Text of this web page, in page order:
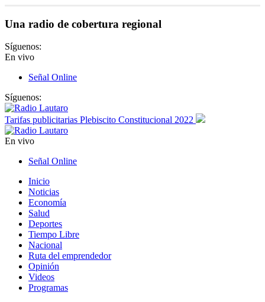
Una radio de cobertura regional
Síguenos:
En vivo
Señal Online
Síguenos:
Tarifas publicitarias Plebiscito Constitucional 2022
En vivo
Señal Online
Inicio
Noticias
Economía
Salud
Deportes
Tiempo Libre
Nacional
Ruta del emprendedor
Opinión
Videos
Programas